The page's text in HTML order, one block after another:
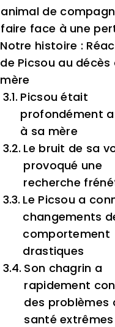
animal de
faire face à une
Notre histoire :
de Picsou au décès
mère
Picsou était
profondément
à sa mère
Le bruit de sa
provoqué une
recherche
Le Picsou a
changements
comportement
drastiques
Son chagrin a
rapidement
des problèmes
santé extrêmes